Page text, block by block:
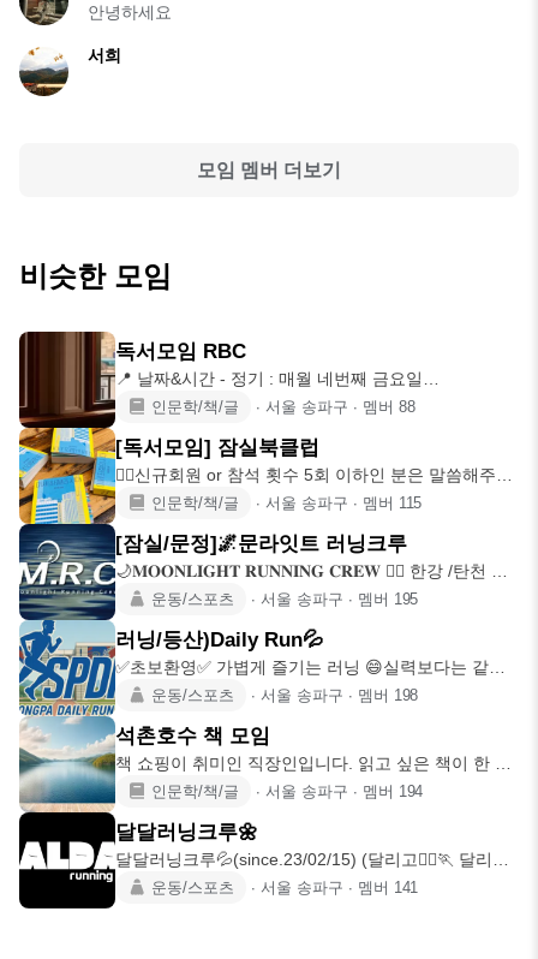
안녕하세요
서희
모임 멤버 더보기
비슷한 모임
독서모임 RBC
📍 날짜&시간 - 정기 : 매월 네번째 금요일
19:30~21:30 (약
인문학/책/글 ∙ 서울 송파구 ∙ 멤버 88
[독서모임] 잠실북클럽
🙋‍♂️신규회원 or 참석 횟수 5회 이하인 분은 말씀해주시
면 자리 열어
인문학/책/글 ∙ 서울 송파구 ∙ 멤버 115
[잠실/문정]🌌문라잇트 러닝크루
🌙𝐌𝐎𝐎𝐍𝐋𝐈𝐆𝐇𝐓 𝐑𝐔𝐍𝐍𝐈𝐍𝐆 𝐂𝐑𝐄𝐖 🏃‍♀️ 한강 /탄천 달
빛따 운동/스포츠 ∙ 서울 송파구 ∙ 멤버 195
러닝/등산)Daily Run💦
✅초보환영✅ 가볍게 즐기는 러닝 😄실력보다는 같이
뛰는것을 목표로합니다.
운동/스포츠 ∙ 서울 송파구 ∙ 멤버 198
석촌호수 책 모임
책 쇼핑이 취미인 직장인입니다. 읽고 싶은 책이 한 가
득인데, 현실은 습
인문학/책/글 ∙ 서울 송파구 ∙ 멤버 194
달달러닝크루🌼
달달러닝크루💦(since.23/02/15) (달리고🏃‍♀🏃 달리고
🍻)
운동/스포츠 ∙ 서울 송파구 ∙ 멤버 141